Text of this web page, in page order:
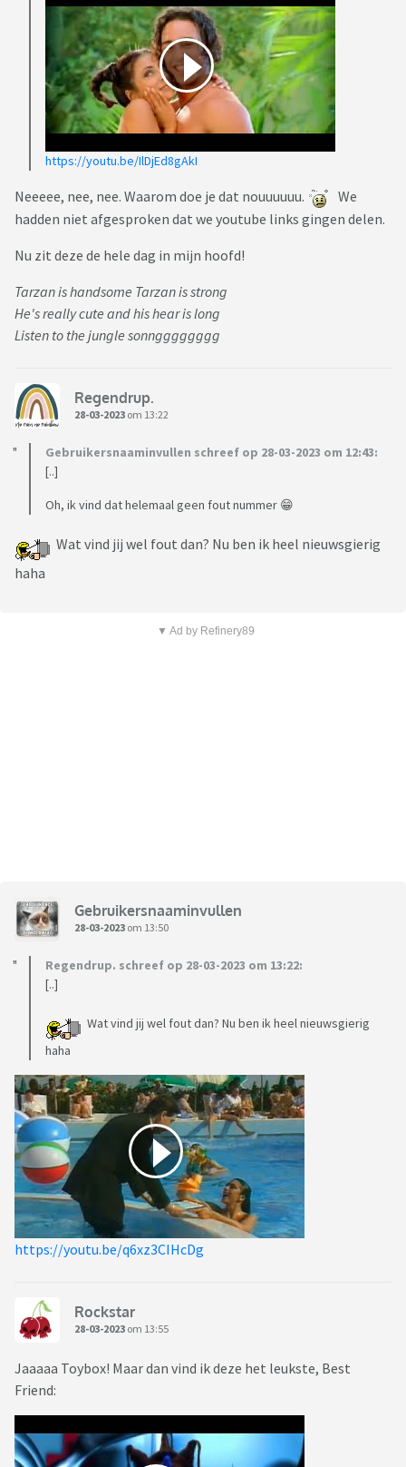
https://youtu.be/IlDjEd8gAkI
Neeeee, nee, nee. Waarom doe je dat nouuuuuu.
We
hadden niet afgesproken dat we youtube links gingen delen.
Nu zit deze de hele dag in mijn hoofd!
Tarzan is handsome Tarzan is strong
He's really cute and his hear is long
Listen to the jungle sonngggggggg
Regendrup.
28-03-2023 om 13:22
Gebruikersnaaminvullen schreef op 28-03-2023 om 12:43:
[..]
Oh, ik vind dat helemaal geen fout nummer 😁
Wat vind jij wel fout dan? Nu ben ik heel nieuwsgierig
haha
▼ Ad by Refinery89
Gebruikersnaaminvullen
28-03-2023 om 13:50
Regendrup. schreef op 28-03-2023 om 13:22:
[..]
Wat vind jij wel fout dan? Nu ben ik heel nieuwsgierig
haha
https://youtu.be/q6xz3CIHcDg
Rockstar
28-03-2023 om 13:55
Jaaaaa Toybox! Maar dan vind ik deze het leukste, Best
Friend: